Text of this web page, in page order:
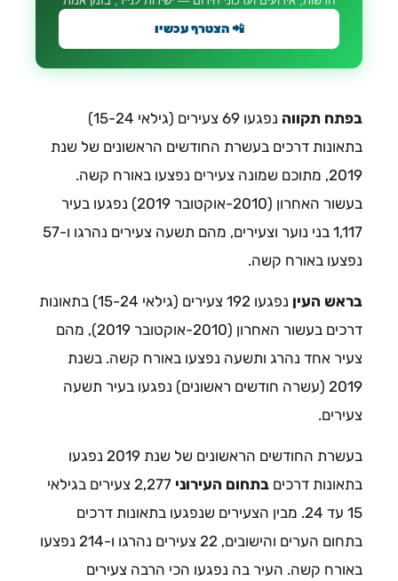
📲 הצטרף עכשיו
בפתח תקווה
נפגעו 69 צעירים (גילאי 15-24)
בתאונות דרכים בעשרת החודשים הראשונים של שנת
2019, מתוכם שמונה צעירים נפצעו באורח קשה.
בעשור האחרון (2010-אוקטובר 2019) נפגעו בעיר
1,117 בני נוער וצעירים, מהם תשעה צעירים נהרגו ו-57
נפצעו באורח קשה.
בראש העין
נפגעו 192 צעירים (גילאי 15-24) בתאונות
דרכים בעשור האחרון (2010-אוקטובר 2019), מהם
צעיר אחד נהרג ותשעה נפצעו באורח קשה. בשנת
2019 (עשרה חודשים ראשונים) נפגעו בעיר תשעה
צעירים.
בעשרת החודשים הראשונים של שנת 2019 נפגעו
בתאונות דרכים בתחום העירוני
2,277 צעירים בגילאי
15 עד 24. מבין הצעירים שנפגעו בתאונות דרכים
בתחום הערים והישובים, 22 צעירים נהרגו ו-214 נפצעו
באורח קשה. העיר בה נפגעו הכי הרבה צעירים